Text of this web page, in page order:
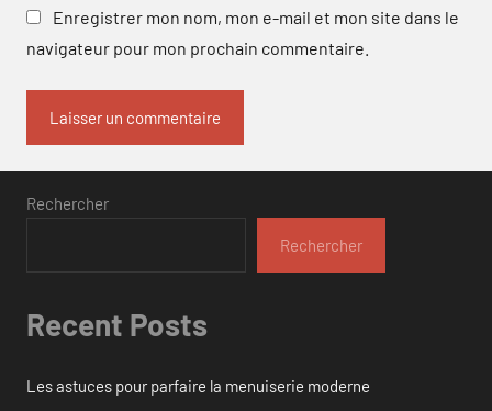
Enregistrer mon nom, mon e-mail et mon site dans le
navigateur pour mon prochain commentaire.
Rechercher
Rechercher
Recent Posts
Les astuces pour parfaire la menuiserie moderne